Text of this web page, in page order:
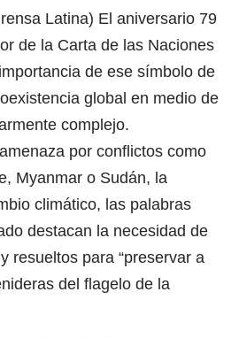
Latina) El aniversario 79
de la Carta de las Naciones
de ese símbolo de
global en medio de
complejo.
por conflictos como
Myanmar o Sudán, la
climático, las palabras
destacan la necesidad de
resueltos para “preservar a
del flagelo de la